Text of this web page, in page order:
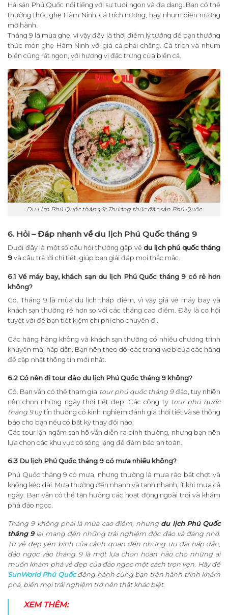
Hải sản Phú Quốc nổi tiếng với sự tươi ngon và đa dạng. Bạn có thể
thưởng thức ghẹ Hàm Ninh, cá trích nướng, hay nhum biển nướng
mỡ hành.
Tháng 9 là mùa ghẹ, vì vậy đây là thời điểm lý tưởng để bạn thưởng
thức món ghẹ Hàm Ninh với giá cả phải chăng. Cá trích và nhum
biển cũng rất ngon, với hương vị đặc trưng của biển cả.
Du Lịch Phú Quốc tháng 9: Thưởng thức đặc sản Phú Quốc
6. Hỏi – Đáp nhanh về du lịch Phú Quốc tháng 9
Dưới đây là một số câu hỏi thường gặp về du lịch phú quốc tháng
9 và câu trả lời chi tiết, giúp bạn giải đáp mọi thắc mắc.
6.1 Vé máy bay, khách sạn du lịch Phú Quốc tháng 9 có rẻ hơn
không?
Có. Tháng 9 là mùa du lịch thấp điểm, vì vậy giá vé máy bay và
khách sạn thường rẻ hơn so với các tháng cao điểm. Đây là cơ hội
tuyệt vời để bạn tiết kiệm chi phí cho chuyến đi.
Các hãng hàng không và khách sạn thường có nhiều chương trình
khuyến mãi hấp dẫn. Bạn nên theo dõi các trang web của các hãng
để cập nhật thông tin mới nhất.
6.2 Có nên đi tour đảo du lịch Phú Quốc tháng 9 không?
Có. Bạn vẫn có thể tham gia tour phú quốc tháng 9đảo, tuy nhiên
nên chọn những ngày thời tiết đẹp. Các công ty tour phú quốc
tháng 9uy tín thường có kinh nghiệm đánh giá thời tiết và sẽ thông
báo cho bạn nếu có bất kỳ thay đổi nào.
Các tour lặn ngắm san hô vẫn diễn ra bình thường, nhưng bạn nên
lựa chọn các khu vực có sóng lặng để đảm bảo an toàn.
6.3 Du lịch Phú Quốc tháng 9 có mưa nhiều không?
Phú Quốc tháng 9 có mưa, nhưng thường là mưa rào bất chợt và
không kéo dài. Mưa thường đến nhanh và tạnh nhanh, ít khi mưa cả
ngày. Bạn vẫn có thể tận hưởng các hoạt động ngoài trời và khám
phá đảo ngọc.
Tháng 9 không phải là mùa cao điểm, nhưng du lịch Phú Quốc
tháng 9lại mang đến những trải nghiệm độc đáo và đáng nhớ.
Từ vẻ đẹp yên bình của cảnh quan đến những ưu đãi hấp dẫn,
đảo ngọc vào tháng 9 là một lựa chọn hoàn hảo cho những ai
muốn khám phá vẻ đẹp của đảo ngọc một cách trọn vẹn. Hãy để
SunWorld Phú Quốcđồng hành cùng bạn trên hành trình khám
phá, biến mọi trải nghiệm trở nên thật khác biệt.
XEM THÊM: